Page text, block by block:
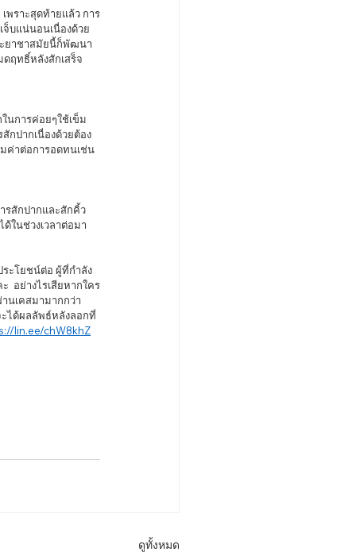
บแน่นอนเนื่องด้วย
ะยาชาสมัยนี้ก็พัฒนา
ฤทธิ์หลังสักเสร็จ
กปากเนื่องด้วยต้อง
ค่าต่อการอดทนเช่น
ในช่วงเวลาต่อมา
อย่างไรเสียหากใคร
นเคสมามากกว่า
ะได้ผลลัพธ์หลังลอกที่
lin.ee/chW8khZ
ดูทั้งหมด